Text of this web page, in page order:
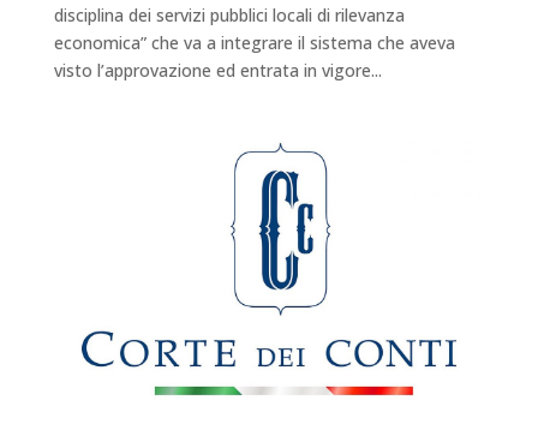
disciplina dei servizi pubblici locali di rilevanza
economica” che va a integrare il sistema che aveva
visto l’approvazione ed entrata in vigore...